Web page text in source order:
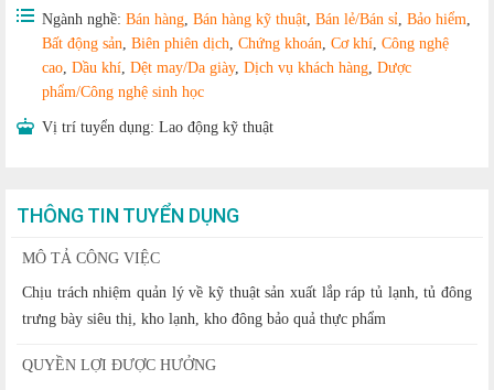
Ngành nghề: Bán hàng, Bán hàng kỹ thuật, Bán lẻ/Bán sỉ, Bảo hiểm,
Bất động sản, Biên phiên dịch, Chứng khoán, Cơ khí, Công nghệ
cao, Dầu khí, Dệt may/Da giày, Dịch vụ khách hàng, Dược
phẩm/Công nghệ sinh học
Vị trí tuyển dụng: Lao động kỹ thuật
THÔNG TIN TUYỂN DỤNG
MÔ TẢ CÔNG VIỆC
Chịu trách nhiệm quản lý về kỹ thuật sản xuất lắp ráp tủ lạnh, tủ đông
trưng bày siêu thị, kho lạnh, kho đông bảo quả thực phẩm
QUYỀN LỢI ĐƯỢC HƯỞNG